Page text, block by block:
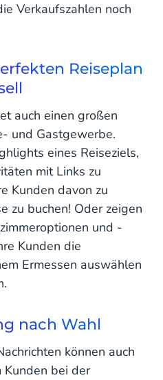
Verkaufszahlen noch
Reiseplan
auch einen großen
und Gastgewerbe.
eines Reiseziels,
mit Links zu
Kunden davon zu
zu buchen! Oder zeigen
und -
Kunden die
Ermessen auswählen
nach Wahl
können auch
bei der